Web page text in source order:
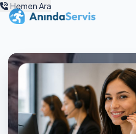
Hemen Ara